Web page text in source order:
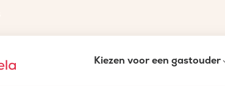
Kiezen voor een gastouder